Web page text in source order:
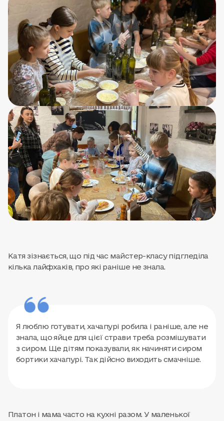
Катя зізнається, що під час майстер-класу підгледіла
кілька лайфхаків, про які раніше не знала.
Я люблю готувати, хачапурі робила і раніше, але не
знала, що яйце для цієї страви треба розмішувати
з сиром. Ще дітям показували, як начиняти сиром
бортики хачапурі. Так дійсно виходить смачніше.
Платон і мама часто на кухні разом. У маленької